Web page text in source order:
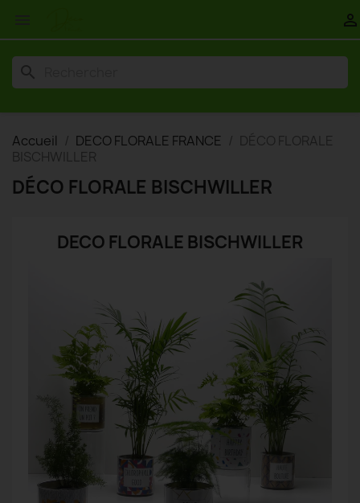

search
Accueil DECO FLORALE FRANCE
DÉCO FLORALE
BISCHWILLER
DÉCO FLORALE BISCHWILLER
DECO FLORALE BISCHWILLER